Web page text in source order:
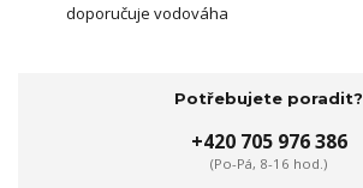
doporučuje vodováha
Potřebujete poradit?
+420 705 976 386
(Po-Pá, 8-16 hod.)